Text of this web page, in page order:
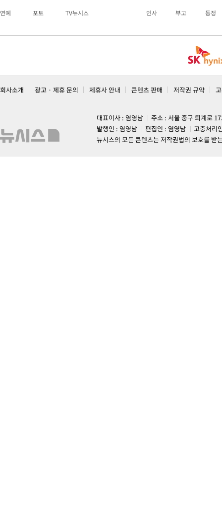
연예 포토 TV뉴시스 인사 부고 동정
회사소개 광고 · 제휴 문의 제휴사 안내 콘텐츠 판매 저작권 규약
대표이사 : 염영남
주소 : 서울 중구 퇴계로
발행인 : 염영남
편집인 : 염영남
고충처리
뉴시스의 모든 콘텐츠는 저작권법의 보호를